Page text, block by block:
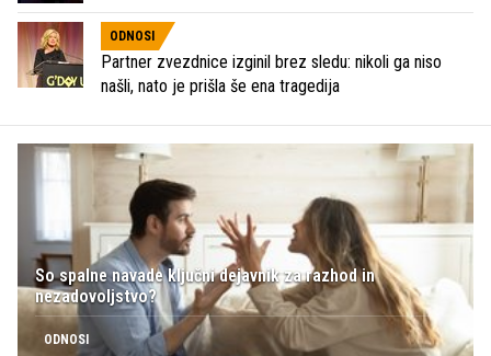
ODNOSI
Partner zvezdnice izginil brez sledu: nikoli ga niso
našli, nato je prišla še ena tragedija
So spalne navade ključni dejavnik za razhod in
nezadovoljstvo?
ODNOSI